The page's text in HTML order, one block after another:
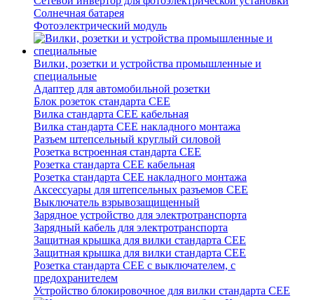
Солнечная батарея
Фотоэлектрический модуль
Вилки, розетки и устройства промышленные и
специальные
Адаптер для автомобильной розетки
Блок розеток стандарта CEE
Вилка стандарта CEE кабельная
Вилка стандарта CEE накладного монтажа
Разъем штепсельный круглый силовой
Розетка встроенная стандарта CEE
Розетка стандарта СЕЕ кабельная
Розетка стандарта СЕЕ накладного монтажа
Аксессуары для штепсельных разъемов CEE
Выключатель взрывозащищенный
Зарядное устройство для электротранспорта
Зарядный кабель для электротранспорта
Защитная крышка для вилки стандарта CEE
Защитная крышка для вилки стандарта CEE
Розетка стандарта СЕЕ с выключателем, с
предохранителем
Устройство блокировочное для вилки стандарта CEE